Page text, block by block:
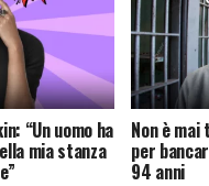
“Un uomo ha
mia stanza
Non è
per
94 anni